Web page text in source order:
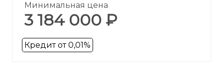
Минимальная цена
3 184 000 ₽
Кредит от 0,01%